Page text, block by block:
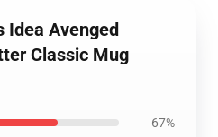
Idea Avenged
Classic Mug
67%